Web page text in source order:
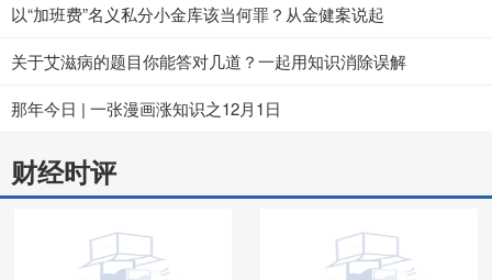
以“加班费”名义私分小金库该当何罪？从金健案说起
关于艾滋病的题目你能答对几道？一起用知识消除误解
那年今日 | 一张漫画涨知识之12月1日
财经时评